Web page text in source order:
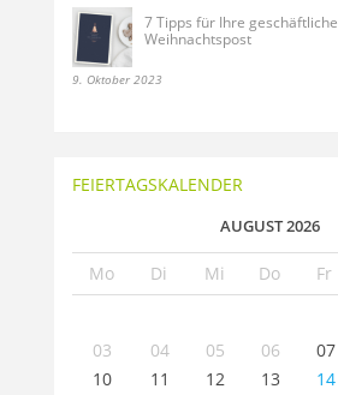
7 Tipps für Ihre geschäftliche
Weihnachtspost
9. Oktober 2023
FEIERTAGSKALENDER
AUGUST 2026
Mo Di Mi Do Fr
03
04 05 06 07
10
11 12 13 14